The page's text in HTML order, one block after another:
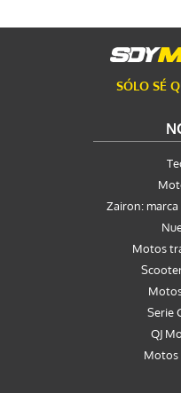
SÓLO SÉ
Zairon:
Motos
Serie
QJ
Motos